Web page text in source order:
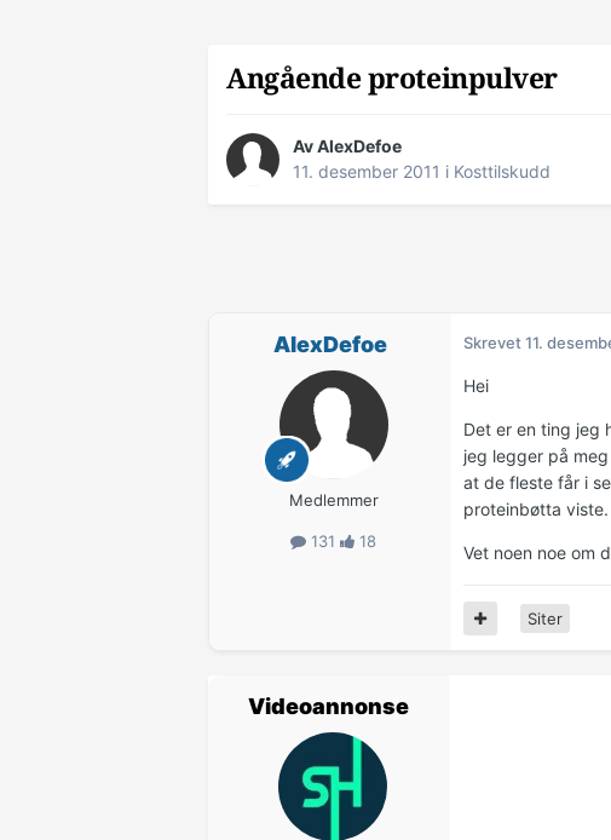
Angående proteinpulver
AvAlexDefoe
11. desember 2011 i Kosttilskudd
AlexDefoe
Medlemmer
131 18
Skrevet11.
Hei
Det er en ting jeg
jeg legger på
at de fleste får i
proteinbøtta
Vet noen noe om
Siter
Videoannonse